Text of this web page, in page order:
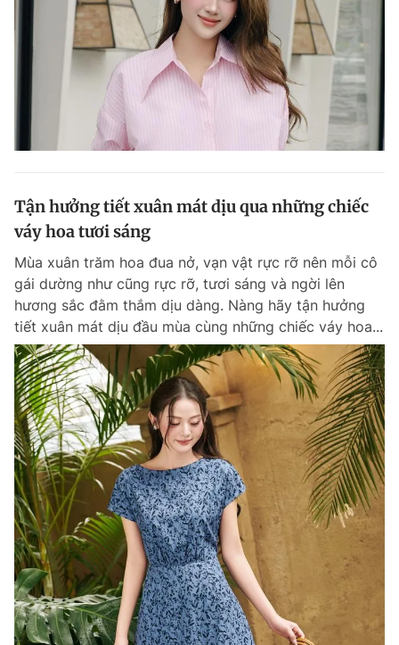
Tận hưởng tiết xuân mát dịu qua những chiếc
váy hoa tươi sáng
Mùa xuân trăm hoa đua nở, vạn vật rực rỡ nên mỗi cô
gái dường như cũng rực rỡ, tươi sáng và ngời lên
hương sắc đằm thắm dịu dàng. Nàng hãy tận hưởng
tiết xuân mát dịu đầu mùa cùng những chiếc váy hoa...